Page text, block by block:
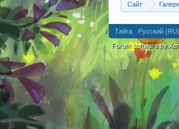
Сайт
Тайга Русский (RU)
Forum software by